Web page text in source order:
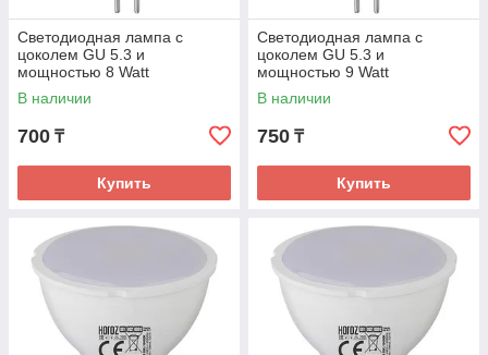
размеру, обладают высокой мощностью и
экономичны. Срок службы – до 12 тыс. часов.
Рефлекторные
Дают качественный мощный свет, который можно
установки в уличных фонарях. Также в
зависимости от размеров могут использоваться в
Винтажные
Если вам нужна лампа с необычным дизайном
для оформления помещения в стиле лофт или
Светодиодная лампа с
цоколем GU 5.3 и
мощностью 8 Watt
В наличии
700 ₸
Купить
Светодиодная лампа с
цоколем GU 5.3 и
мощностью 9 Watt
В наличии
750 ₸
Купить